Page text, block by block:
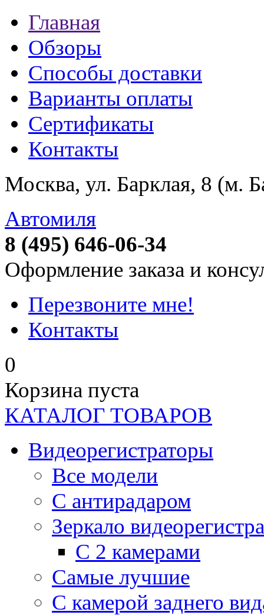
Главная
Обзоры
Способы доставки
Варианты оплаты
Сертификаты
Контакты
Москва, ул. Барклая, 8 (м.
Автомиля
8 (495) 646-06-34
Оформление заказа и
Перезвоните мне!
Контакты
0
Корзина пуста
КАТАЛОГ ТОВАРОВ
Видеорегистраторы
Все модели
C антирадаром
Зеркало
С 2 камерами
Самые лучшие
С камерой заднего